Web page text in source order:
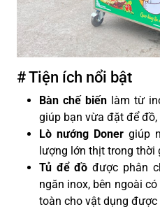
# Tiện ích nổi bật
Bàn chế biếnlàm từ
giúp bạn vừa đặt để
Lò nướng Doner giúp
lượng lớn thịt trong thời
Tủ để đồđược phân
ngăn inox, bên ngoài
toàn cho vật dụng